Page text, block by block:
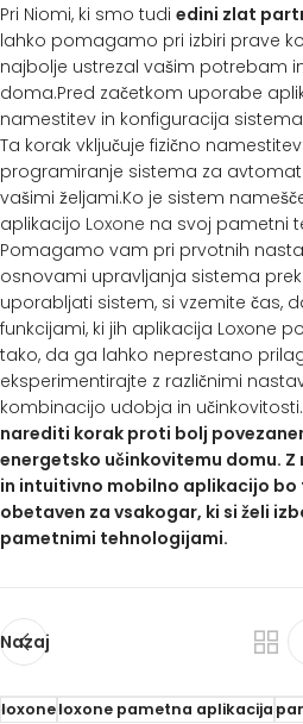
Pri Niomi, ki smo tudi edini zlat
lahko pomagamo pri izbiri prave
najbolje ustrezal vašim potrebam
doma.Pred začetkom uporabe
namestitev in konfiguracija
Ta korak vključuje fizično
programiranje sistema za
vašimi željami.Ko je sistem
aplikacijo Loxone na svoj pametni
Pomagamo vam pri prvotnih
osnovami upravljanja sistema
uporabljati sistem, si vzemite čas,
funkcijami, ki jih aplikacija Loxone
tako, da ga lahko neprestano
eksperimentirajte z različnimi
kombinacijo udobja in učinkovitosti.
narediti korak proti bolj
energetsko učinkovitemu domu.
in intuitivno mobilno aplikacijo bo
obetaven za vsakogar, ki si želi
pametnimi tehnologijami.
Nazaj
loxoneloxone pametna aplikacija